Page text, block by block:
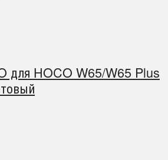
для HOCO W65/W65 Plus